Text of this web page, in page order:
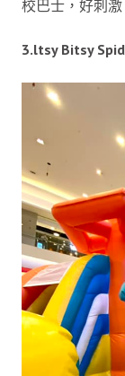
校巴士，好刺激
3.ltsy Bitsy